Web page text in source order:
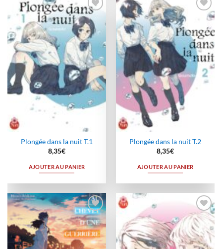
Ajouter
à la
wishlist
Plongée dans la nuit T.1
8,35€
AJOUTER AU PANIER
Ajouter
wishlist
Plongée dans la nuit T.2
8,35€
AJOUTER AU PANIER
Ajouter
à la
wishlist
Ajouter
à la
wishlist